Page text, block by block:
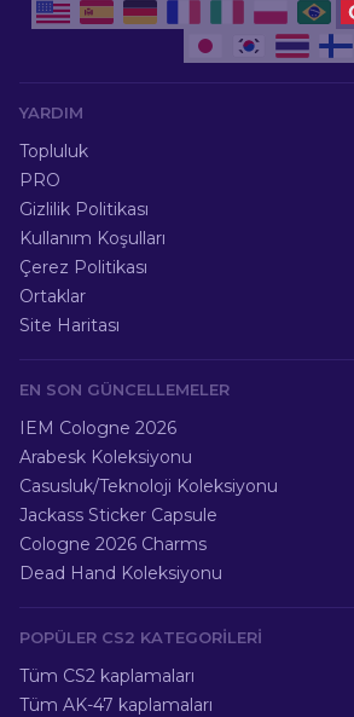
YARDIM
Topluluk
PRO
Gizlilik Politikası
Kullanım Koşulları
Çerez Politikası
Ortaklar
Site Haritası
EN SON GÜNCELLEMELER
IEM Cologne 2026
Arabesk Koleksiyonu
Casusluk/Teknoloji Koleksiyonu
Jackass Sticker Capsule
Cologne 2026 Charms
Dead Hand Koleksiyonu
POPÜLER CS2 KATEGORILERI
Tüm CS2 kaplamaları
Tüm AK-47 kaplamaları